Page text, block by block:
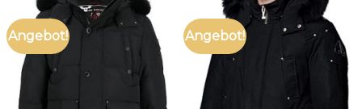
Angebot! Angebot!